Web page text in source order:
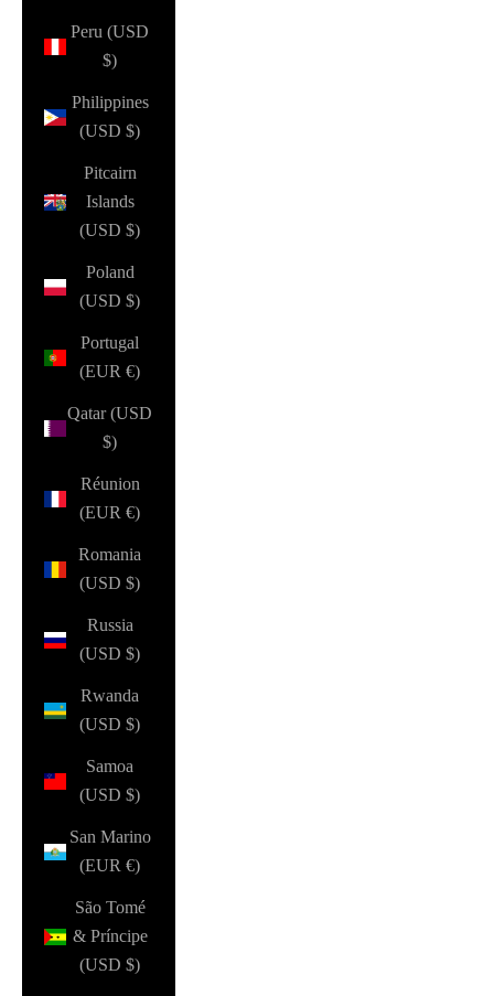
Peru (USD
$)
Philippines
(USD $)
Pitcairn
Islands
(USD $)
Poland
(USD $)
Portugal
(EUR €)
Qatar (USD
$)
Réunion
(EUR €)
Romania
(USD $)
Russia
(USD $)
Rwanda
(USD $)
Samoa
(USD $)
San Marino
(EUR €)
São Tomé
& Príncipe
(USD $)